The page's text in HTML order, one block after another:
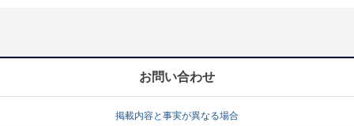
就活ノウハウ・サポート
お問い合わせ
掲載内容と事実が異なる場合